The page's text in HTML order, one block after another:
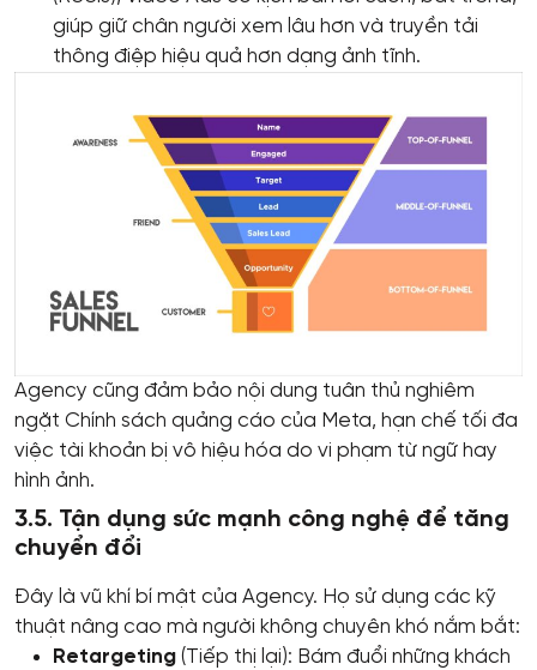
giúp giữ chân người xem lâu hơn và truyền tải
thông điệp hiệu quả hơn dạng ảnh tĩnh.
Agency cũng đảm bảo nội dung tuân thủ nghiêm
ngặt Chính sách quảng cáo của Meta, hạn chế tối đa
việc tài khoản bị vô hiệu hóa do vi phạm từ ngữ hay
hình ảnh.
3.5. Tận dụng sức mạnh công nghệ để tăng
chuyển đổi
Đây là vũ khí bí mật của Agency. Họ sử dụng các kỹ
thuật nâng cao mà người không chuyên khó nắm bắt:
Retargeting (Tiếp thị lại): Bám đuổi những khách